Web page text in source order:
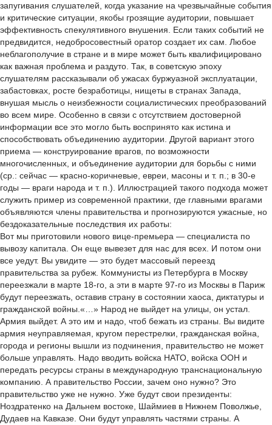
запугивания слушателей, когда указание на чрезвычайные события
и критические ситуации, якобы грозящие аудитории, повышает
эффективность спекулятивного внушения. Если таких событий не
предвидится, недобросовестный оратор создает их сам. Любое
неблагополучие в стране и в мире может быть квалифицировано
как важная проблема и раздуто. Так, в советскую эпоху
слушателям рассказывали об ужасах буржуазной эксплуатации,
забастовках, росте безработицы, нищеты в странах Запада,
внушая мысль о неизбежности социалистических преобразований
во всем мире. Особенно в связи с отсутствием достоверной
информации все это могло быть воспринято как истина и
способствовать объединению аудитории. Другой вариант этого
приема — конструирование врагов, по возможности
многочисленных, и объединение аудитории для борьбы с ними
(ср.: сейчас — красно-коричневые, евреи, масоны и т. п.; в 30-е
годы — враги народа и т. п.). Иллюстрацией такого подхода может
служить пример из современной практики, где главными врагами
объявляются члены правительства и прогнозируются ужасные, но
бездоказательные последствия их работы:
Вот мы приготовили нового вице-премьера — специалиста по
вывозу капитала. Он еще вывезет для нас для всех. И потом они
все уедут. Вы увидите — это будет массовый переезд
правительства за рубеж. Коммунисты из Петербурга в Москву
переезжали в марте 18-го, а эти в марте 97-го из Москвы в Париж
будут переезжать, оставив страну в состоянии хаоса, диктатуры и
гражданской войны.«…» Народ не выйдет на улицы, он устал.
Армия выйдет. А это им и надо, чтоб бежать из страны. Вы видите
армия неуправляемая, кругом перестрелки, гражданская война,
города и регионы вышли из подчинения, правительство не может
больше управлять. Надо вводить войска НАТО, войска ООН и
передать ресурсы страны в международную транснациональную
компанию. А правительство России, зачем оно нужно? Это
правительство уже не нужно. Уже будут свои президенты:
Ноздратенко на Дальнем востоке, Шаймиев в Нижнем Поволжье,
Дудаев на Кавказе. Они будут управлять частями страны. А